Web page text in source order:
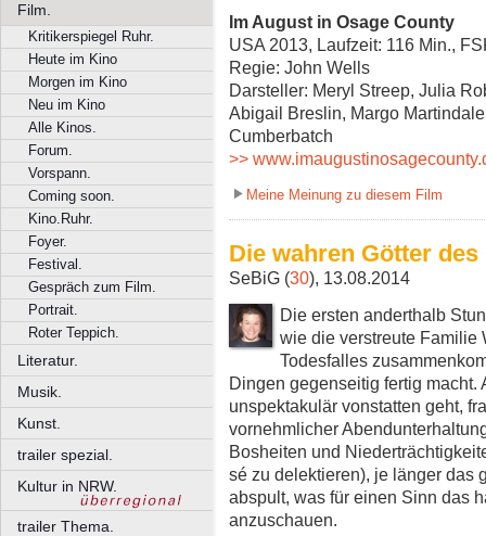
Film.
Kritikerspiegel Ruhr.
Heute im Kino
Morgen im Kino
Neu im Kino
Alle Kinos.
Forum.
Vorspann.
Coming soon.
Kino.Ruhr.
Foyer.
Festival.
Gespräch zum Film.
Portrait.
Roter Teppich.
Literatur.
Musik.
Kunst.
trailer spezial.
Kultur in NRW.
trailer Thema.
Im August in Osage County
USA 2013, Laufzeit: 116 Min.,
Regie: John Wells
Darsteller: Meryl Streep, Julia
Abigail Breslin, Margo
Cumberbatch
>>
Meine Meinung zu diesem Film
Die wahren Götter des
SeBiG (30), 13.08.2014
Die ersten anderthalb
wie die verstreute Familie
Todesfalles
Dingen gegenseitig fertig
unspektakulär vonstatten geht,
vornehmlicher
Bosheiten und
sé zu delektieren), je länger das
abspult, was für einen Sinn das
anzuschauen.